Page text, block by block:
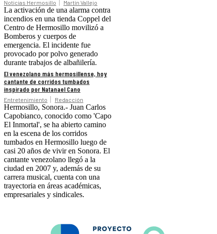
Noticias Hermosillo Martín Vallejo
La activación de una alarma contra
incendios en una tienda Coppel del
Centro de Hermosillo movilizó a
Bomberos y cuerpos de
emergencia. El incidente fue
provocado por polvo generado
durante trabajos de albañilería.
El venezolano más hermosillense, hoy
cantante de corridos tumbados
inspirado por Natanael Cano
Entretenimiento Redacción
Hermosillo, Sonora.- Juan Carlos
Capobianco, conocido como 'Capo
El Inmortal', se ha abierto camino
en la escena de los corridos
tumbados en Hermosillo luego de
casi 20 años de vivir en Sonora. El
cantante venezolano llegó a la
ciudad en 2007 y, además de su
carrera musical, cuenta con una
trayectoria en áreas académicas,
empresariales y sindicales.